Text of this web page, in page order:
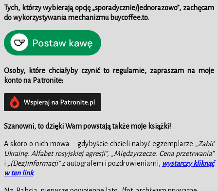
Tych, którzy wybierają opcję „sporadycznie/jednorazowo”, zachęcam
do wykorzystywania mechanizmu buycoffee.to.
Osoby, które chciałyby czynić to regularnie, zapraszam na moje
konto na Patronite:
Szanowni, to dzięki Wam powstają także moje książki!
A skoro o nich mowa – gdybyście chcieli nabyć egzemplarze „Zabić
Ukrainę. Alfabet rosyjskiej agresji”, „Międzyrzecze. Cena przetrwania”
i „(Dez)informacji”z autografem i pozdrowieniami, wystarczy kliknąć
w ten link.